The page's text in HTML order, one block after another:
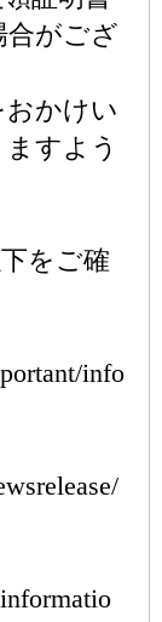
合がござ
かけい
すよう
をご確
info